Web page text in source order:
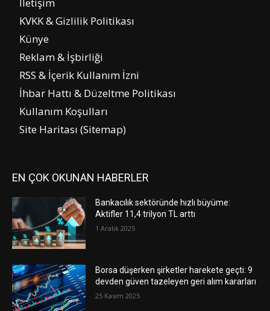
KVKK & Gizlilik Politikası
Künye
Reklam & İşbirliği
RSS & İçerik Kullanım İzni
İhbar Hattı & Düzeltme Politikası
Kullanım Koşulları
Site Haritası (Sitemap)
EN ÇOK OKUNAN HABERLER
Bankacılık sektöründe hızlı büyüme:
Aktifler 11,4 trilyon TL arttı
1 Aralık 2025
Borsa düşerken şirketler harekete geçti: 9
devden güven tazeleyen geri alım kararları
25 Kasım 2025